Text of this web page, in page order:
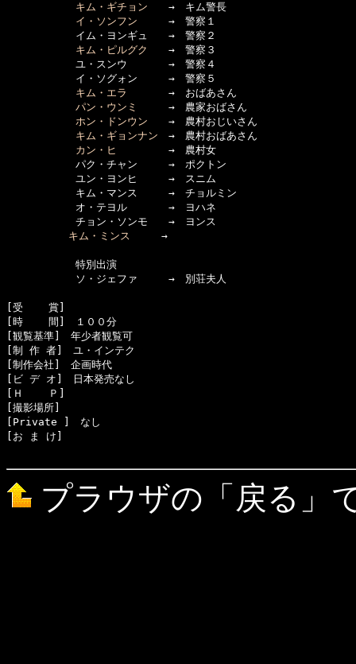
キム・ギチョン →　キム警長
イ・ソンフン →　警察１
      　　　イム・ヨンギュ　　→　警察２
キム・ピルグク
→　警察３
      　　　ユ・スンウ　　　　→　警察４
      　　　イ・ソグォン　　　→　警察５
キム・エラ
→　おばあさん
パン・ウンミ
→　農家おばさん
ホン・ドンウン →　農村おじいさん
キム・ギョンナン →　農村おばあさん
カン・ヒ
→　農村女
      　　　パク・チャン　　　→　ポクトン
      　　　ユン・ヨンヒ　　　→　スニム
      　　　キム・マンス　　　→　チョルミン
      　　　オ・テヨル　　　　→　ヨハネ
      　　　チョン・ソンモ　　→　ヨンス
キム・ミンス →
      　　　特別出演
      　　　ソ・ジェファ
→　別荘夫人
[受    賞]
[時    間]　１００分
[観覧基準]　年少者観覧可
[制 作 者]　ユ・インテク
[制作会社]　企画時代
[ビ デ オ]　日本発売なし
[Ｈ    Ｐ]
[撮影場所]
[Private ]　なし
[お ま け]
プラウザの「戻る」